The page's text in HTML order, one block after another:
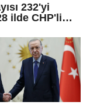
232'yi
ilde CHP'li